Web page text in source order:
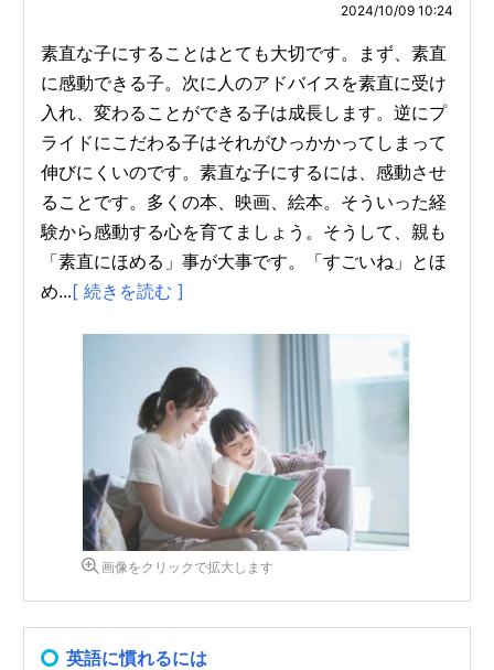
2024/10/09 10:24
素直な子にすることはとても大切です。まず、素直
に感動できる子。次に人のアドバイスを素直に受け
入れ、変わることができる子は成長します。逆にプ
ライドにこだわる子はそれがひっかかってしまって
伸びにくいのです。素直な子にするには、感動させ
ることです。多くの本、映画、絵本。そういった経
験から感動する心を育てましょう。そうして、親も
「素直にほめる」事が大事です。「すごいね」とほ
め...[ 続きを読む ]
画像をクリックで拡大します
英語に慣れるには